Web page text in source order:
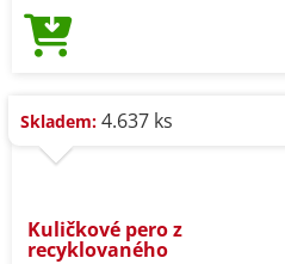
Skladem: 4.637 ks
Kuličkové pero z
recyklovaného